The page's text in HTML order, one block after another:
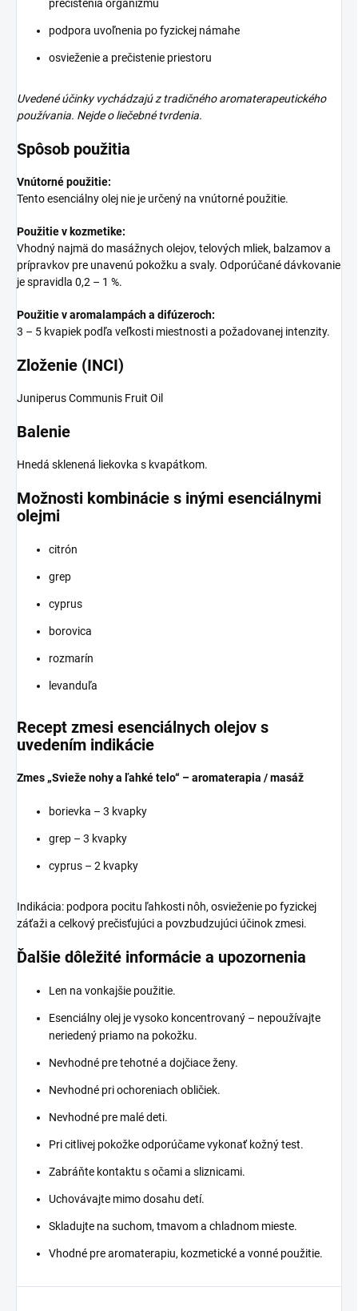
prečistenia organizmu
podpora uvoľnenia po fyzickej námahe
osvieženie a prečistenie priestoru
Uvedené účinky vychádzajú z tradičného aromaterapeutického
používania. Nejde o liečebné tvrdenia.
Spôsob použitia
Vnútorné použitie:
Tento esenciálny olej nie je určený na vnútorné použitie.
Použitie v kozmetike:
Vhodný najmä do masážnych olejov, telových mliek, balzamov a
prípravkov pre unavenú pokožku a svaly. Odporúčané dávkovanie
je spravidla 0,2 – 1 %.
Použitie v aromalampách a difúzeroch:
3 – 5 kvapiek podľa veľkosti miestnosti a požadovanej intenzity.
Zloženie (INCI)
Juniperus Communis Fruit Oil
Balenie
Hnedá sklenená liekovka s kvapátkom.
Možnosti kombinácie s inými esenciálnymi
olejmi
citrón
grep
cyprus
borovica
rozmarín
levanduľa
Recept zmesi esenciálnych olejov s
uvedením indikácie
Zmes „Svieže nohy a ľahké telo“ – aromaterapia / masáž
borievka – 3 kvapky
grep – 3 kvapky
cyprus – 2 kvapky
Indikácia: podpora pocitu ľahkosti nôh, osvieženie po fyzickej
záťaži a celkový prečisťujúci a povzbudzujúci účinok zmesi.
Ďalšie dôležité informácie a upozornenia
Len na vonkajšie použitie.
Esenciálny olej je vysoko koncentrovaný – nepoužívajte
neriedený priamo na pokožku.
Nevhodné pre tehotné a dojčiace ženy.
Nevhodné pri ochoreniach obličiek.
Nevhodné pre malé deti.
Pri citlivej pokožke odporúčame vykonať kožný test.
Zabráňte kontaktu s očami a sliznicami.
Uchovávajte mimo dosahu detí.
Skladujte na suchom, tmavom a chladnom mieste.
Vhodné pre aromaterapiu, kozmetické a vonné použitie.